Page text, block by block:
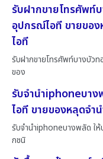
รับฝากขายโทรศัพท์
อุปกรณ์ไอที ขายขอ
ไอที
รับฝากขายโทรศัพท์บางบัวท
ของ
รับจำนำiphoneบา
ไอที ขายของหลุดจำ
รับจำนำiphoneบางพลัด ให้
กชนิ